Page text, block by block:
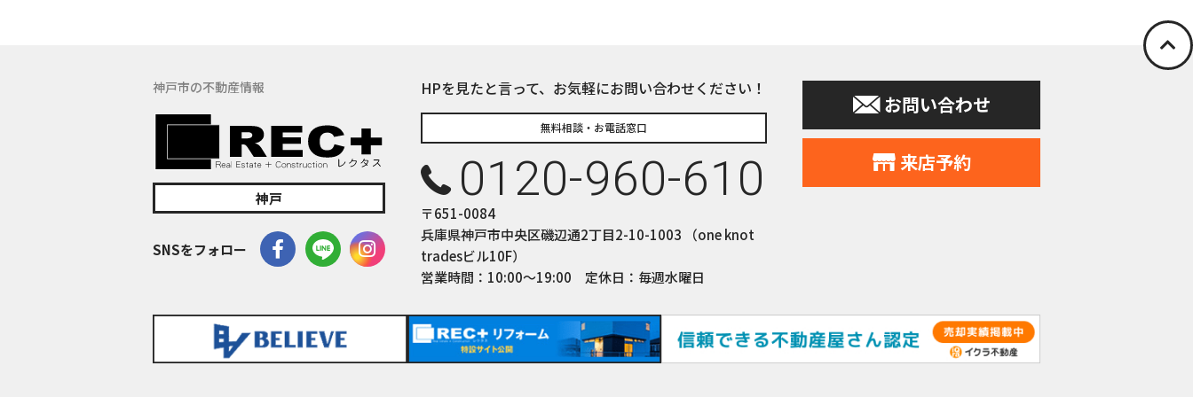
神戸市の不動産情報
神戸
SNSをフォロー
HPを見たと言って、お気軽にお問い合わせください！
無料相談・お電話窓口
0120-960-610
〒651-0084
兵庫県神戸市中央区磯辺通2丁目2-10-1003 （one knot
tradesビル10F）
営業時間：10:00〜19:00 定休日：毎週水曜日
お問い合わせ
来店予約